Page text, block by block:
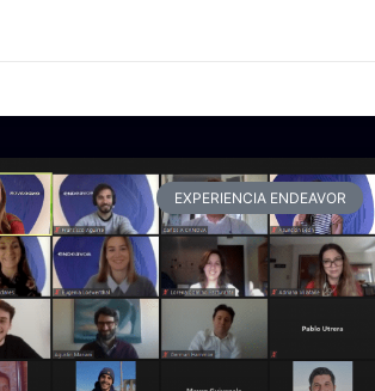
EXPERIENCIA ENDEAVOR